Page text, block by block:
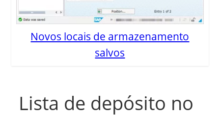
Novos locais de armazenamento
salvos
Lista de depósito no